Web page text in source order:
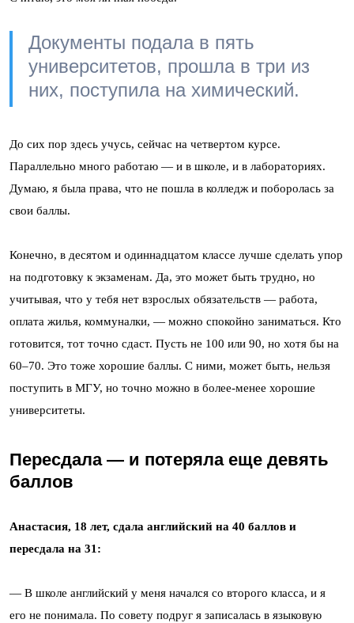
Документы подала в пять
университетов, прошла в три из
них, поступила на химический.
До сих пор здесь учусь, сейчас на четвертом курсе.
Параллельно много работаю — и в школе, и в лабораториях.
Думаю, я была права, что не пошла в колледж и поборолась за
свои баллы.
Конечно, в десятом и одиннадцатом классе лучше сделать упор
на подготовку к экзаменам. Да, это может быть трудно, но
учитывая, что у тебя нет взрослых обязательств — работа,
оплата жилья, коммуналки, — можно спокойно заниматься. Кто
готовится, тот точно сдаст. Пусть не 100 или 90, но хотя бы на
60–70. Это тоже хорошие баллы. С ними, может быть, нельзя
поступить в МГУ, но точно можно в более-менее хорошие
университеты.
Пересдала — и потеряла еще девять
баллов
Анастасия, 18 лет, сдала английский на 40 баллов и
пересдала на 31:
— В школе английский у меня начался со второго класса, и я
его не понимала. По совету подруг я записалась в языковую